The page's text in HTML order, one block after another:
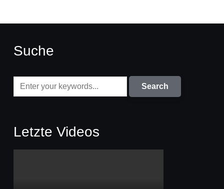
Suche
Letzte Videos